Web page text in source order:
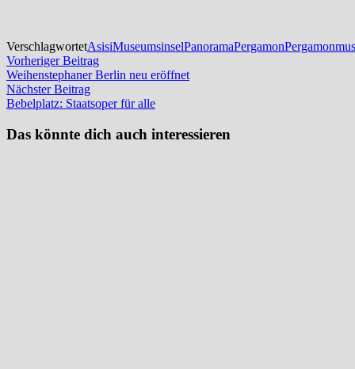
VerschlagwortetAsisiMuseumsinselPanoramaPergamon
Beitragsnavigation
Vorheriger BeitragVorheriger
Beitrag:
Weihenstephaner Berlin neu eröffnet
Nächster BeitragNächster
Beitrag:
Bebelplatz: Staatsoper für alle
Das könnte dich auch interessieren